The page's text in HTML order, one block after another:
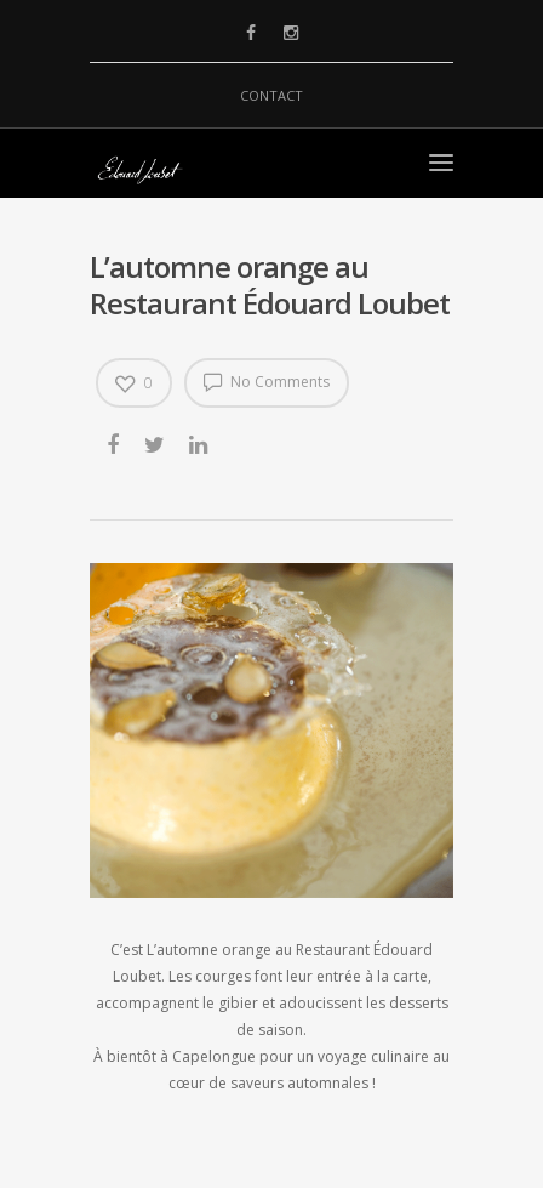
CONTACT
L’automne orange au
Restaurant Édouard Loubet
No Comments
0
C’est L’automne orange au Restaurant Édouard
Loubet. Les courges font leur entrée à la carte,
accompagnent le gibier et adoucissent les desserts
de saison.
À bientôt à Capelongue pour un voyage culinaire au
cœur de saveurs automnales !